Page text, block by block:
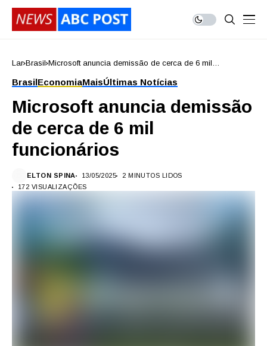
Lar Brasil Microsoft anuncia demissão de cerca de 6 mil
BrasilEconomiaMaisÚltimas Notícias
Microsoft anuncia demissão
de cerca de 6 mil
funcionários
ELTON SPINA 13/05/2025
2 MINUTOS LIDOS
172 VISUALIZAÇÕES